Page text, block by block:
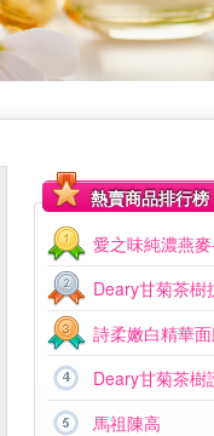
熱賣商品排行榜
愛之味純濃燕麥
Deary甘菊茶樹
詩柔嫩白精華
Deary甘菊茶樹
馬祖陳高